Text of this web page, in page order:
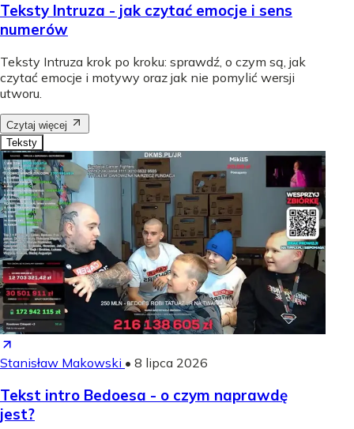
Teksty Intruza - jak czytać emocje i sens
numerów
Teksty Intruza krok po kroku: sprawdź, o czym są, jak
czytać emocje i motywy oraz jak nie pomylić wersji
utworu.
Czytaj więcej
Teksty
Stanisław Makowski • 8 lipca 2026
Tekst intro Bedoesa - o czym naprawdę
jest?